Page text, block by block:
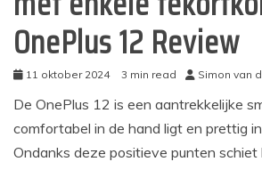
OnePlus 12 Review
11 oktober 2024 3 min read Simon van
De OnePlus 12 is een aantrekkelijke
comfortabel in de hand ligt en prettig
Ondanks deze positieve punten